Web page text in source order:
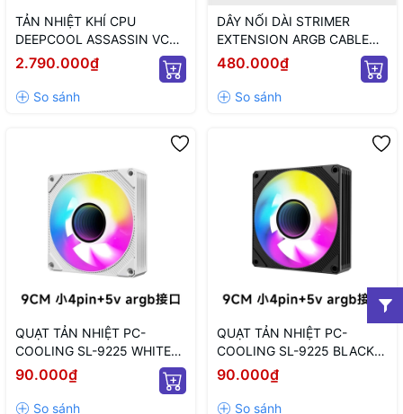
TẢN NHIỆT KHÍ CPU
DEEPCOOL ASSASSIN VC
ELITE WH WH (MÀU TRẮNG)
2.790.000₫
DÂY NỐI DÀI STRIMER
EXTENSION ARGB CABLE
12+4 TO 12P+4P WHITE
(MÀU TRẮNG/ 12VHPWR)
480.000₫
QUẠT TẢN NHIỆT PC-
COOLING SL-9225 WHITE
ARGB (MÀU TRẮNG/ 9CM/
LED TÂM ARGB VÔ CỰC)
90.000₫
QUẠT TẢN NHIỆT PC-
COOLING SL-9225 BLACK
LED ARGB (MÀU ĐEN/ 9CM/
LED TÂM VÔ CỰC)
90.000₫